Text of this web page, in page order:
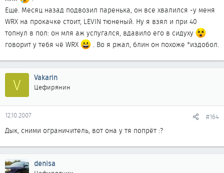
литрах в том же скоростном диапозоне (100-130) ускорение
больше но не координально отличается от 2.., правда и после
130 трешка уверенно разгоняется и так до срабатывания
ограничителя, в отличии от двушки. Именно уверенно, в
разгон примерно одинаковый...
Еще. Месяц назад подвозил паренька, он все хвалился -у меня
WRX на прокачке стоит, LEVIN тюненый. Ну я взял и при 40
топнул в пол: он мля аж успугался, вдавило его в сидуху
говорит у тебя чё WRX
. Во я ржал, блин он похоже *издобол.
V Vakarin
Цефирянин
12.10.2007 #164
Дык, сними ограничитель, вот она у тя попрёт :?
denisa